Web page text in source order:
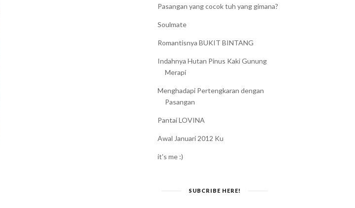
Pasangan yang cocok tuh yang gimana?
Soulmate
Romantisnya BUKIT BINTANG
Indahnya Hutan Pinus Kaki Gunung
Merapi
Menghadapi Pertengkaran dengan
Pasangan
Pantai LOVINA
Awal Januari 2012 Ku
it's me :)
SUBCRIBE HERE!